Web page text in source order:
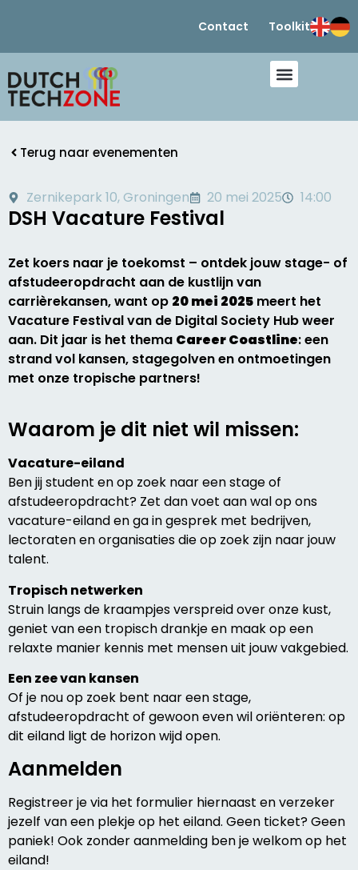
Contact Toolkit
Terug naar evenementen
Zernikepark 10, Groningen 20 mei 2025 14:00
DSH Vacature Festival
Zet koers naar je toekomst – ontdek jouw stage- of
afstudeeropdracht aan de kustlijn van
carrièrekansen, want op 20 mei 2025 meert het
Vacature Festival van de Digital Society Hub weer
aan. Dit jaar is het thema Career Coastline: een
strand vol kansen, stagegolven en ontmoetingen
met onze tropische partners!
Waarom je dit niet wil missen:
Vacature-eiland
Ben jij student en op zoek naar een stage of
afstudeeropdracht? Zet dan voet aan wal op ons
vacature-eiland en ga in gesprek met bedrijven,
lectoraten en organisaties die op zoek zijn naar jouw
talent.
Tropisch netwerken
Struin langs de kraampjes verspreid over onze kust,
geniet van een tropisch drankje en maak op een
relaxte manier kennis met mensen uit jouw vakgebied.
Een zee van kansen
Of je nou op zoek bent naar een stage,
afstudeeropdracht of gewoon even wil oriënteren: op
dit eiland ligt de horizon wijd open.
Aanmelden
Registreer je via het formulier hiernaast en verzeker
jezelf van een plekje op het eiland. Geen ticket? Geen
paniek! Ook zonder aanmelding ben je welkom op het
eiland!